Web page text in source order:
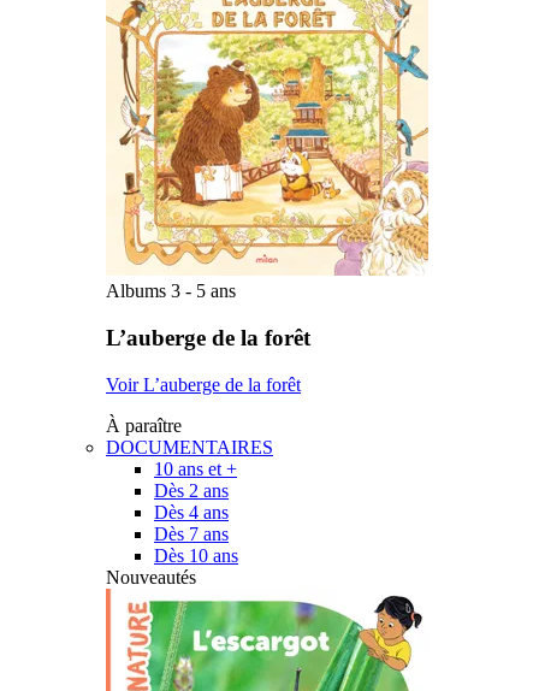
Albums 3 - 5 ans
L’auberge de la forêt
Voir L’auberge de la forêt
À paraître
DOCUMENTAIRES
10 ans et +
Dès 2 ans
Dès 4 ans
Dès 7 ans
Dès 10 ans
Nouveautés